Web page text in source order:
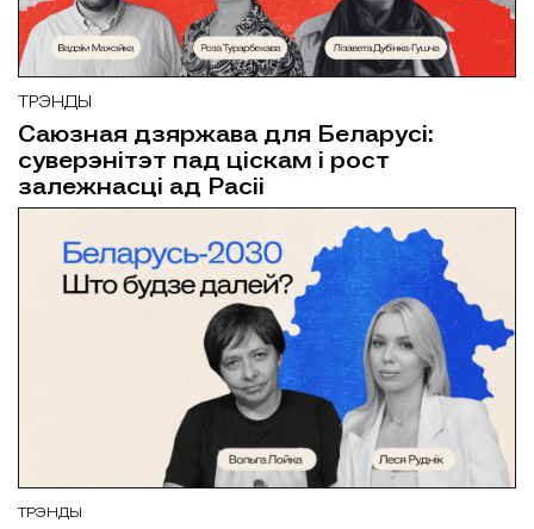
ТРЭНДЫ
Саюзная дзяржава для Беларусі:
суверэнітэт пад ціскам і рост
залежнасці ад Расіі
ТРЭНДЫ